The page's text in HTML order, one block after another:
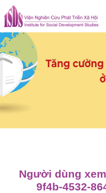
Skip
to
content
Người dùng
9f4b-4532-